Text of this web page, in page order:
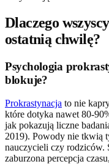
Dlaczego
ostatnią chwilę?
Psychologia
blokuje?
Prokrastynacja to nie
które dotyka nawet 80-
jak pokazują liczne
2019). Powody nie tkwią
nauczycieli czy rodziców.
zaburzona percepcja czasu,